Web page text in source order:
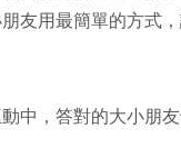
友用最簡單的方式
中，答對的大小朋